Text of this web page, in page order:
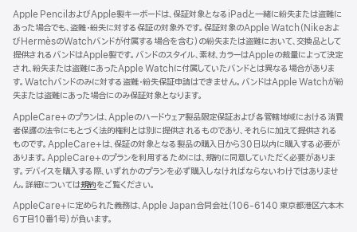
Apple PencilおよびApple製キーボードは、保証対象となるiPadと一緒に紛失または盗難に
あった場合でも、盗難・紛失に対する保証の対象外です。保証対象のApple Watch（Nikeおよ
びHermèsのWatchバンドが付属する場合を含む）の紛失または盗難において、交換品として
提供されるバンドはApple製です。バンドのスタイル、素材、カラーはAppleの裁量によって決定
され、紛失または盗難にあったApple Watchに付属していたバンドとは異なる場合がありま
す。Watchバンドのみに対する盗難・紛失保証申請はできません。バンドはApple Watchが紛
失または盗難にあった場合にのみ保証対象となります。
AppleCare+のプランは、Appleのハードウェア製品限定保証および各管轄地域における消費
者保護の法令にもとづく法的権利とは別に提供されるものであり、それらに加えて提供される
ものです。AppleCare+は、保証の対象となる製品の購入日から30日以内に購入する必要が
あります。AppleCare+のプランを利用するためには、規約に同意していただく必要がありま
す。デバイスを購入する際、いずれかのプランを必ず購入しなければならないわけではありませ
ん。詳細については規約（新
ウ
イ
をご覧ください。
AppleCare+に定められた義務は、Apple Japan合同会社（106-6140 東京都港区六本木
6丁目10番1号）が負いま す 。